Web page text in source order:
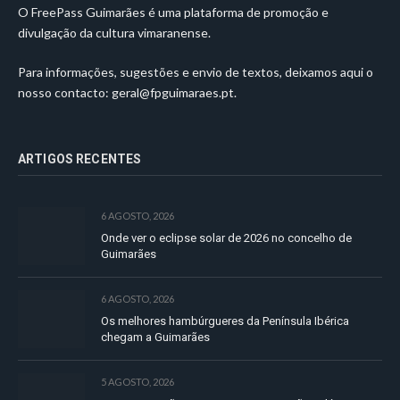
O FreePass Guimarães é uma plataforma de promoção e
divulgação da cultura vimaranense.
Para informações, sugestões e envio de textos, deixamos aqui o
nosso contacto: geral@fpguimaraes.pt.
ARTIGOS RECENTES
6 AGOSTO, 2026
Onde ver o eclipse solar de 2026 no concelho de
Guimarães
6 AGOSTO, 2026
Os melhores hambúrgueres da Península Ibérica
chegam a Guimarães
5 AGOSTO, 2026